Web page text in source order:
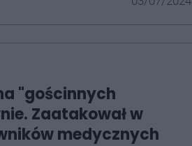
"gościnnych
Zaatakował w
medycznych